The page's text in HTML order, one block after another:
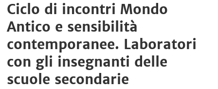
Ciclo di incontri Mondo
Antico e sensibilità
contemporanee. Laboratori
con gli insegnanti delle
scuole secondarie